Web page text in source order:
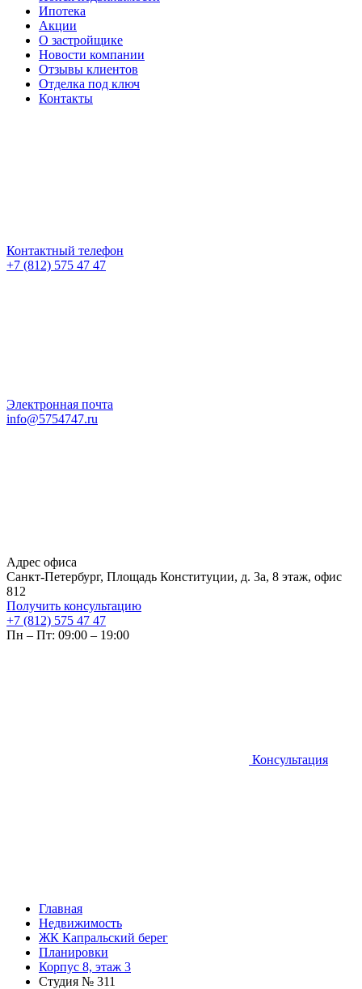
Ипотека
Акции
О застройщике
Новости компании
Отзывы клиентов
Отделка под ключ
Контакты
Контактный телефон
+7 (812) 575 47 47
Электронная почта
info@5754747.ru
Адрес офиса
Санкт-Петербург, Площадь Конституции, д. 3а, 8 этаж, офис
812
Получить консультацию
+7 (812) 575 47 47
Пн – Пт: 09:00 – 19:00
Консультация
Главная
Недвижимость
ЖК Капральский берег
Планировки
Корпус 8, этаж 3
Студия № 311